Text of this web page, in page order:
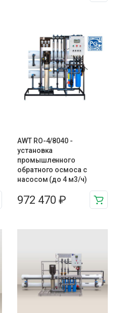
AWT RO-4/8040 -
установка
промышленного
обратного осмоса с
насосом (до 4 м3/ч)
972 470 ₽